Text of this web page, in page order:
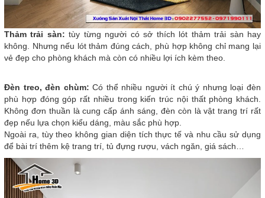
Thảm trải sàn:tùy từng người có sở thích lót thảm trải sàn hay
không. Nhưng nếu lót thảm đúng cách, phù hợp không chỉ mang lại
vẻ đẹp cho phòng khách mà còn có nhiều lợi ích kèm theo.
Đèn treo, đèn chùm: Có thể nhiều người ít chú ý nhưng loại đèn
phù hợp đóng góp rất nhiều trong kiến trúc nội thất phòng khách.
Không đơn thuần là cung cấp ánh sáng, đèn còn là vật trang trí rất
đẹp nếu lựa chọn kiểu dáng, màu sắc phù hợp.
Ngoài ra, tùy theo không gian diện tích thực tế và nhu cầu sử dụng
để bài trí thêm kệ trang trí, tủ đựng rượu, vách ngăn, giá sách…